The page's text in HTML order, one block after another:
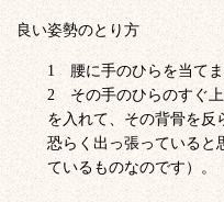
良い姿勢のとり方
腰に手のひらを当てま
その手のひらのすぐ
を入れて、その背骨を反
恐らく出っ張っていると
ているものなのです）。